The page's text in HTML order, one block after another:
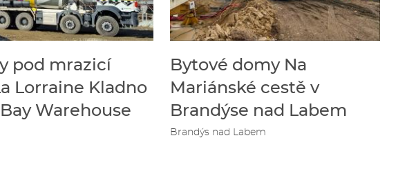
pod mrazicí
Lorraine Kladno
Warehouse
Bytové domy Na
Mariánské cestě v
Brandýse nad Labem
Brandýs nad Labem